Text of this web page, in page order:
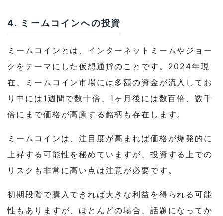
4. ミームコインへの投資
ミームコインとは、インターネットミームやジョー
クをテーマにした仮想通貨のことです。2024年現
在、ミームコイン市場には多額の資金が流入してお
り中には1週間で数十倍、1ヶ月後には数百倍、数千
倍にまで価格が高騰する銘柄も存在します。
ミームコインは、注目度が高まれば価格が爆発的に
上昇する可能性を秘めていますが、投資する上での
リスクも非常に高い点は注意が必要です。
初期段階で購入できれば大きな利益を得られる可能
性もありますが、ほとんどの場合、話題になってか